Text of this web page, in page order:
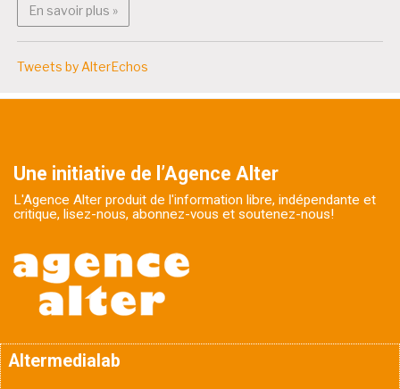
En savoir plus »En savoir plus : Bruxitizen
Tweets by AlterEchos
Une initiative de l’Agence Alter
L'Agence Alter produit de l'information libre, indépendante et
critique, lisez-nous, abonnez-vous et soutenez-nous!
Altermedialab